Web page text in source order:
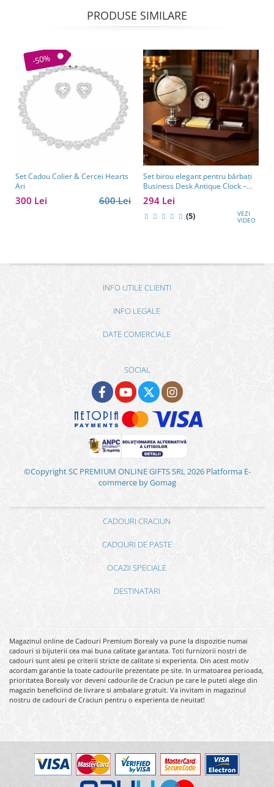
PRODUSE SIMILARE
-50%
Set Cadou Colier & Cercei Hearts
Ari
600 Lei
300 Lei
Set birou elegant pentru bărbați
Business Desk Antique Clock –
cadou premium pentru șef, soț
sau partener de afaceri
294 Lei
(5) VEZI
VIDEO
INFO UTILE CLIENTI
INFO LEGALE
DATE COMERCIALE
SOCIAL
©Copyright SC PREMIUM ONLINE GIFTS SRL 2026 Platforma E-
commerce by Gomag
CADOURI CRACIUN
CADOURI DE PASTE
OCAZII SPECIALE
DESTINATARI
Magazinul online de Cadouri Premium Borealy va pune la dispozitie numai
cadouri si bijuterii cea mai buna calitate garantata. Toti furnizorii nostri de
cadouri sunt alesi pe criterii stricte de calitate si experienta. Din acest motiv
acordam garantie la toate cadourile prezentate pe site. In urmatoarea perioada,
prioritatea Borealy vor deveni cadourile de Craciun pe care le puteti alege din
magazin beneficiind de livrare si ambalare gratuit. Va invitam in magazinul
nostru de cadouri de Craciun pentru o experienta de neuitat!